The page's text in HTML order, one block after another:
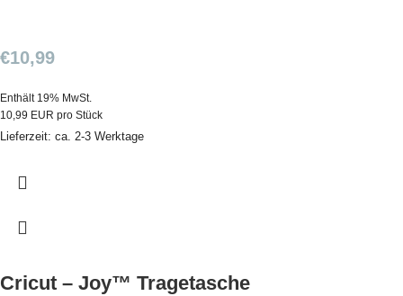
€10,99
Enthält 19% MwSt.
10,99 EUR pro Stück
Lieferzeit: ca. 2-3 Werktage
Cricut – Joy™ Tragetasche